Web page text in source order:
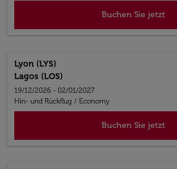
Buchen Sie jetzt
Lyon (LYS)
Lagos (LOS)
19/12/2026 - 02/01/2027
Hin- und Rückflug / Economy
Buchen Sie jetzt